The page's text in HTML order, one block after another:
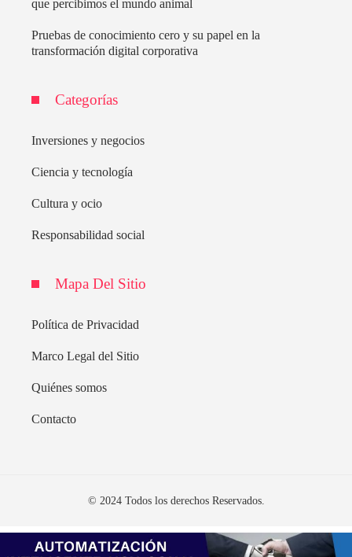
que percibimos el mundo animal
Pruebas de conocimiento cero y su papel en la
transformación digital corporativa
Categorías
Inversiones y negocios
Ciencia y tecnología
Cultura y ocio
Responsabilidad social
Mapa Del Sitio
Política de Privacidad
Marco Legal del Sitio
Quiénes somos
Contacto
© 2024 Todos los derechos Reservados.